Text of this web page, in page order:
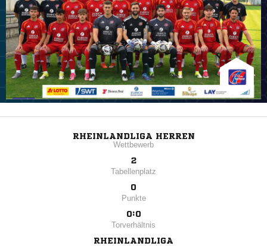
RHEINLANDLIGA HERREN
Wettbewerb
2
Tabellenplatz
0
Punkte
0:0
Torverhältnis
RHEINLANDLIGA